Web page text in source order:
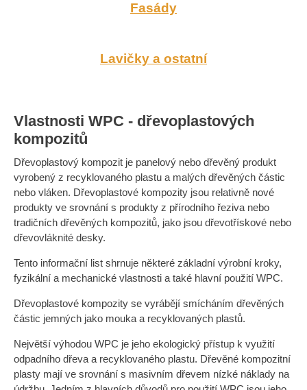
Fasády
Lavičky a ostatní
Vlastnosti WPC - dřevoplastových
kompozitů
Dřevoplastový kompozit je panelový nebo dřevěný produkt
vyrobený z recyklovaného plastu a malých dřevěných částic
nebo vláken. Dřevoplastové kompozity jsou relativně nové
produkty ve srovnání s produkty z přírodního řeziva nebo
tradičních dřevěných kompozitů, jako jsou dřevotřískové nebo
dřevovláknité desky.
Tento informační list shrnuje některé základní výrobní kroky,
fyzikální a mechanické vlastnosti a také hlavní použití WPC.
Dřevoplastové kompozity se vyrábějí smícháním dřevěných
částic jemných jako mouka a recyklovaných plastů.
Největší výhodou WPC je jeho ekologický přístup k využití
odpadního dřeva a recyklovaného plastu. Dřevěné kompozitní
plasty mají ve srovnání s masivním dřevem nízké náklady na